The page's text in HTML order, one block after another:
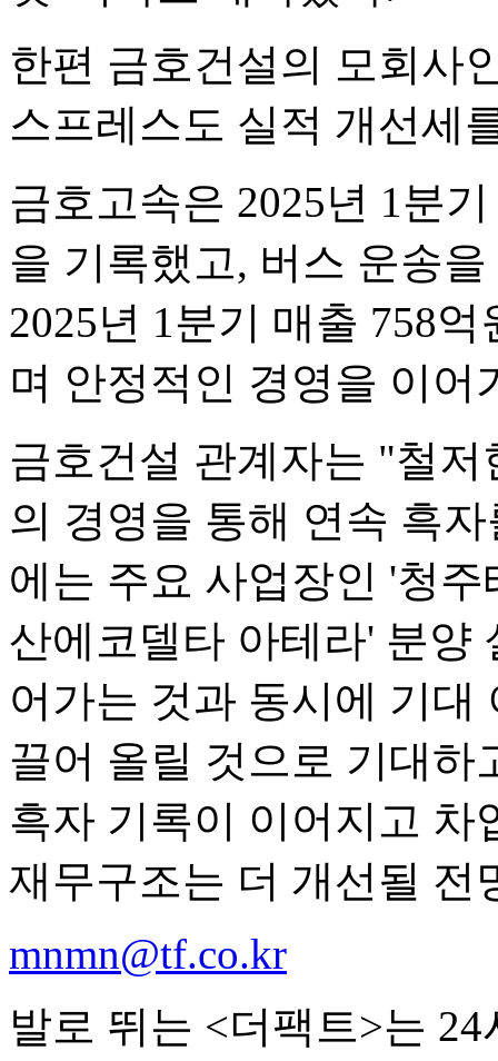
한편 금호건설의 모회사
스프레스도 실적 개선세
금호고속은 2025년 1분
을 기록했고, 버스 운송
2025년 1분기 매출 758
며 안정적인 경영을 이어
금호건설 관계자는 "철
의 경영을 통해 연속 흑
에는 주요 사업장인 '청
산에코델타 아테라' 분양
어가는 것과 동시에 기대
끌어 올릴 것으로 기대
흑자 기록이 이어지고 차
재무구조는 더 개선될 전
mnmn@tf.co.kr
발로 뛰는 <더팩트>는